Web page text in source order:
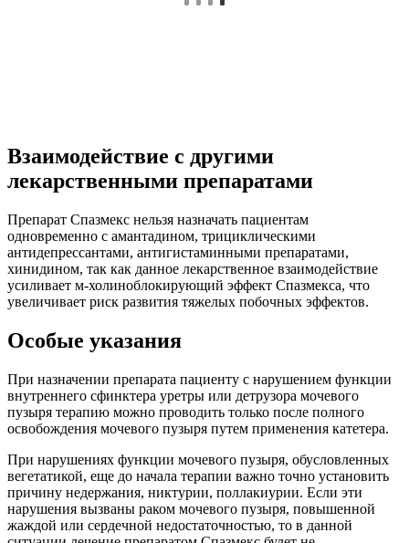
Взаимодействие с другими
лекарственными препаратами
Препарат Спазмекс нельзя назначать пациентам
одновременно с амантадином, трициклическими
антидепрессантами, антигистаминными препаратами,
хинидином, так как данное лекарственное взаимодействие
усиливает м-холиноблокирующий эффект Спазмекса, что
увеличивает риск развития тяжелых побочных эффектов.
Особые указания
При назначении препарата пациенту с нарушением функции
внутреннего сфинктера уретры или детрузора мочевого
пузыря терапию можно проводить только после полного
освобождения мочевого пузыря путем применения катетера.
При нарушениях функции мочевого пузыря, обусловленных
вегетатикой, еще до начала терапии важно точно установить
причину недержания, никтурии, поллакиурии. Если эти
нарушения вызваны раком мочевого пузыря, повышенной
жаждой или сердечной недостаточностью, то в данной